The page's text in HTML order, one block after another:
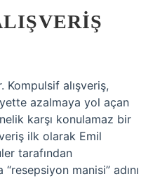
Kompulsif alışveriş,
azalmaya yol açan
karşı konulamaz bir
ilk olarak Emil
tarafından
“resepsiyon manisi” adını